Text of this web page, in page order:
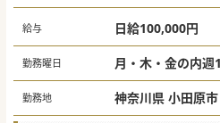
給与 日給100,000円
勤務曜日 月・木・金の内週
勤務地 神奈川県 小田原市